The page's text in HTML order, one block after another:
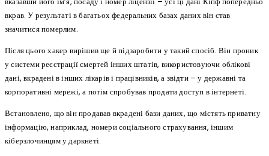
вкрав. У результаті в багатьох федеральних базах даних він став
значитися померлим.
Після цього хакер вирішив ще й підзаробити у такий спосіб. Він проник
у системи реєстрації смертей інших штатів, використовуючи облікові
дані, вкрадені в інших лікарів і працівників, а звідти – у державні та
корпоративні мережі, а потім спробував продати доступ в інтернеті.
Встановлено, що він продавав вкрадені бази даних, що містять приватну
інформацію, наприклад, номери соціального страхування, іншим
кіберзлочинцям у даркнеті.